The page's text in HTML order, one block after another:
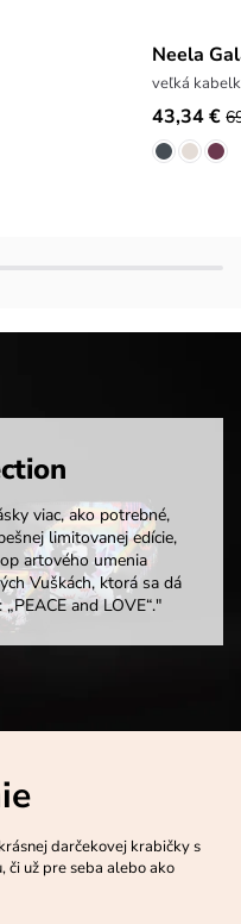
Neela
veľká
43,34 €
viac, ako potrebné,
limitovanej edície,
artového umenia
Vuškách, ktorá sa dá
and LOVE“."
darčekovej krabičky s
či už pre seba alebo ako